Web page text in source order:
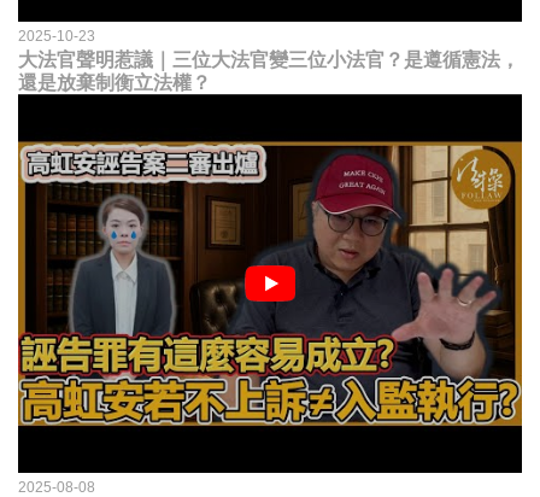
2025-10-23
大法官聲明惹議｜三位大法官變三位小法官？是遵循憲法，
還是放棄制衡立法權？
2025-08-08